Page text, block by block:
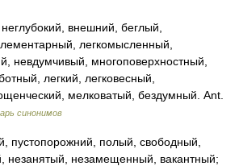
внешний, беглый,
легкомысленный,
невдумчивый, многоповерхностный,
легкий, легковесный,
мелковатый, бездумный. Ant.
синонимов
пустопорожний, полый, свободный,
незанятый, незамещенный, вакантный;